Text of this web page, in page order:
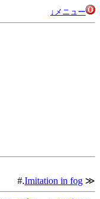
↓メニュー
#.Imitation in fog ≫